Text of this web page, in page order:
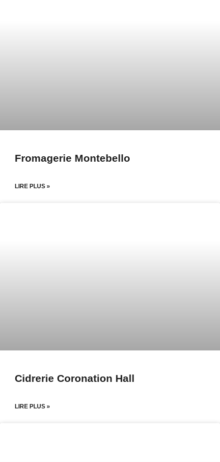
Fromagerie Montebello
LIRE PLUS »
Cidrerie Coronation Hall
LIRE PLUS »